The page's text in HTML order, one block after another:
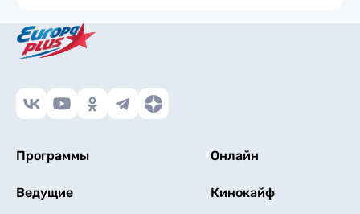
Программы Онлайн
Ведущие Кинокайф